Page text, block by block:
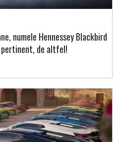
numele Hennessey Blackbird
pertinent, de altfel!